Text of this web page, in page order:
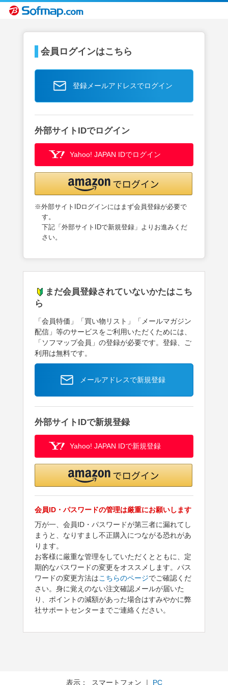
会員ログインはこちら
登録メールアドレスでログイン
外部サイトIDでログイン
Yahoo! JAPAN IDでログイン
※外部サイトIDログインにはまず会員登録が必要で
す。
下記「外部サイトIDで新規登録」よりお進みくだ
さい。
まだ会員登録されていないかたはこち
ら
「会員特価」「買い物リスト」「メールマガジン
配信」等のサービスをご利用いただくためには、
「ソフマップ会員」の登録が必要です。登録、ご
利用は無料です。
メールアドレスで新規登録
外部サイトIDで新規登録
Yahoo! JAPAN IDで新規登録
会員ID・パスワードの管理は厳重にお願いします
万が一、会員ID・パスワードが第三者に漏れてし
まうと、なりすまし不正購入につながる恐れがあ
ります。
お客様に厳重な管理をしていただくとともに、定
期的なパスワードの変更をオススメします。パス
ワードの変更方法はこちらのページでご確認くだ
さい。身に覚えのない注文確認メールが届いた
り、ポイントの減額があった場合はすみやかに弊
社サポートセンターまでご連絡ください。
表示： スマートフォン ｜ PC